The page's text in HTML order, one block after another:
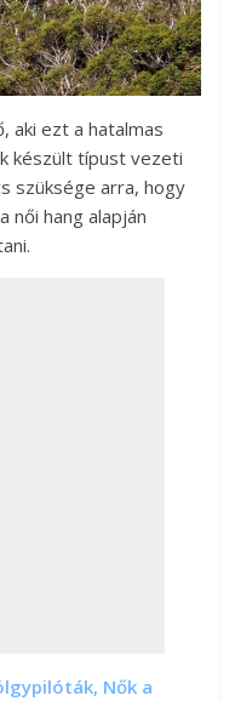
aki ezt a hatalmas
készült típust vezeti
szüksége arra, hogy
női hang alapján
Nők a